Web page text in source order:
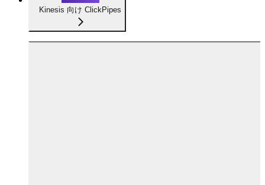
Kinesis 向け ClickPipes